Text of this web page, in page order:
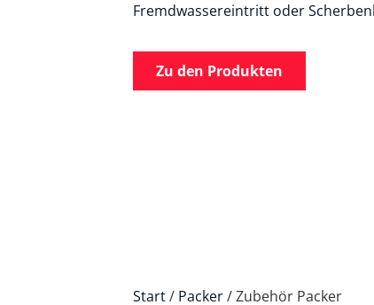
Fremdwassereintritt oder
Zu den Produkten
Start/ Packer/ Zubehör Packer